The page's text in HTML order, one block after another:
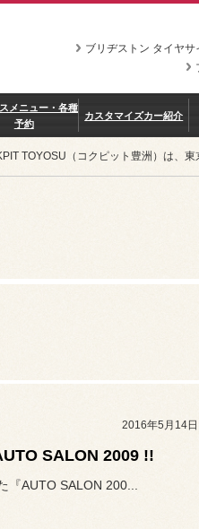
ブリヂストン タイヤサ
メニュー・各種
予約
カスタマイズカー紹介
TOYOSU（コクピット豊洲）は、
2016年5月14日
SALON 2009 !!
AUTO SALON 200...